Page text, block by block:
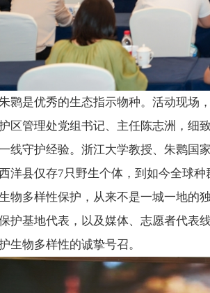
鹮是优秀的生态指示物种。活动现场
区管理处党组书记、主任陈志洲，细
线守护经验。浙江大学教授、朱鹮国
洋县仅存7只野生个体，到如今全球
物多样性保护，从来不是一城一地的
护基地代表，以及媒体、志愿者代表
生物多样性的诚挚号召。